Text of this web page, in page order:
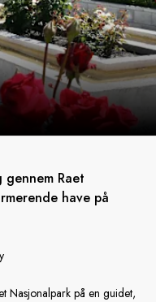
Raet
have på
Nasjonalpark på en guidet,